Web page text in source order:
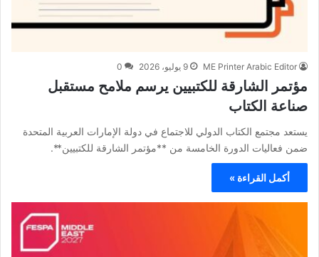
ME Printer Arabic Editor 9 يوليو، 2026 0
مؤتمر الشارقة للكتبيين يرسم ملامح مستقبل
صناعة الكتاب
يستعد مجتمع الكتاب الدولي للاجتماع في دولة الإمارات العربية المتحدة
ضمن فعاليات الدورة الخامسة من **مؤتمر الشارقة للكتبيين**.
أكمل القراءة »